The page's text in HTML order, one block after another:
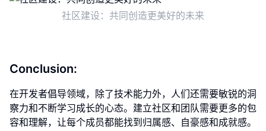
社区建设：共同创造更美好的未来
Conclusion:
在开发者倡导领域，除了技术能力外，人们还需要敏锐的洞
察力和不断学习成长的心态。建立社区和团队需要更多的包
容和理解，让每个成员都能找到归属感、自豪感和成就感。